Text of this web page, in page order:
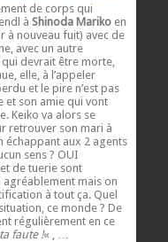
de corps qui
à Shinoda Mariko en
à nouveau fuit) avec de
avec un autre
qui devrait être morte,
elle, à l’appeler
et le pire n’est pas
et son amie qui vont
Keiko va alors se
retrouver son mari à
échappant aux 2 agents
sens ? OUI
et de tuerie sont
mais on
à tout ça. Quel
ce monde ? De
régulièrement en ce
faute !« , …